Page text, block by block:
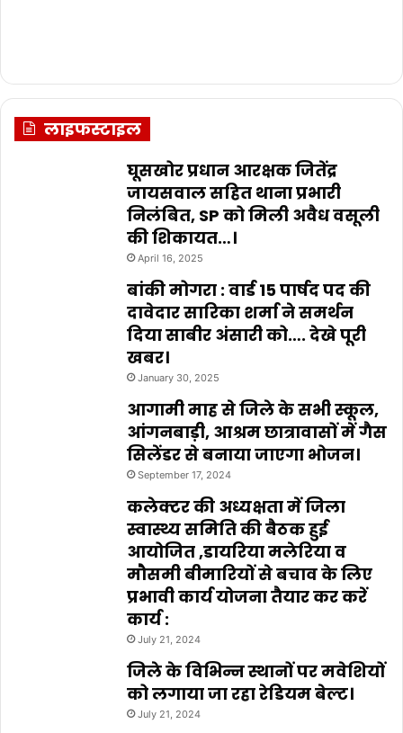
लाइफस्टाइल
घूसखोर प्रधान आरक्षक जितेंद्र
जायसवाल सहित थाना प्रभारी
निलंबित, SP को मिली अवैध वसूली
की शिकायत…।
April 16, 2025
बांकी मोगरा : वार्ड 15 पार्षद पद की
दावेदार सारिका शर्मा ने समर्थन
दिया साबीर अंसारी को…. देखे पूरी
खबर।
January 30, 2025
आगामी माह से जिले के सभी स्कूल,
आंगनबाड़ी, आश्रम छात्रावासों में गैस
सिलेंडर से बनाया जाएगा भोजन।
September 17, 2024
कलेक्टर की अध्यक्षता में जिला
स्वास्थ्य समिति की बैठक हुई
आयोजित ,डायरिया मलेरिया व
मौसमी बीमारियों से बचाव के लिए
प्रभावी कार्य योजना तैयार कर करें
कार्य :
July 21, 2024
जिले के विभिन्न स्थानों पर मवेशियों
को लगाया जा रहा रेडियम बेल्ट।
July 21, 2024